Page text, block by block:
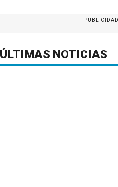
PUBLICIDAD
ÚLTIMAS NOTICIAS